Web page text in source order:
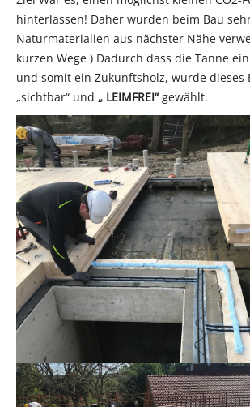
hinterlassen! Daher wurden beim Bau
Naturmaterialien aus nächster Nähe
kurzen Wege ) Dadurch dass die Tanne
und somit ein Zukunftsholz, wurde dieses
„sichtbar“ und „ LEIMFREI“gewählt.